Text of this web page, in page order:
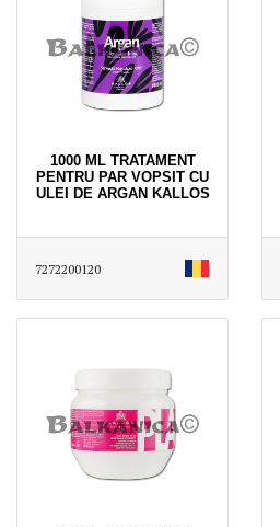
1000 ML TRATAMENT
PENTRU PAR VOPSIT CU
ULEI DE ARGAN KALLOS
7272200120